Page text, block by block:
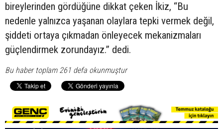
bireylerinden gördüğüne dikkat çeken İkiz, “Bu
nedenle yalnızca yaşanan olaylara tepki vermek değil,
şiddeti ortaya çıkmadan önleyecek mekanizmaları
güçlendirmek zorundayız.” dedi.
Bu haber toplam 261 defa okunmuştur